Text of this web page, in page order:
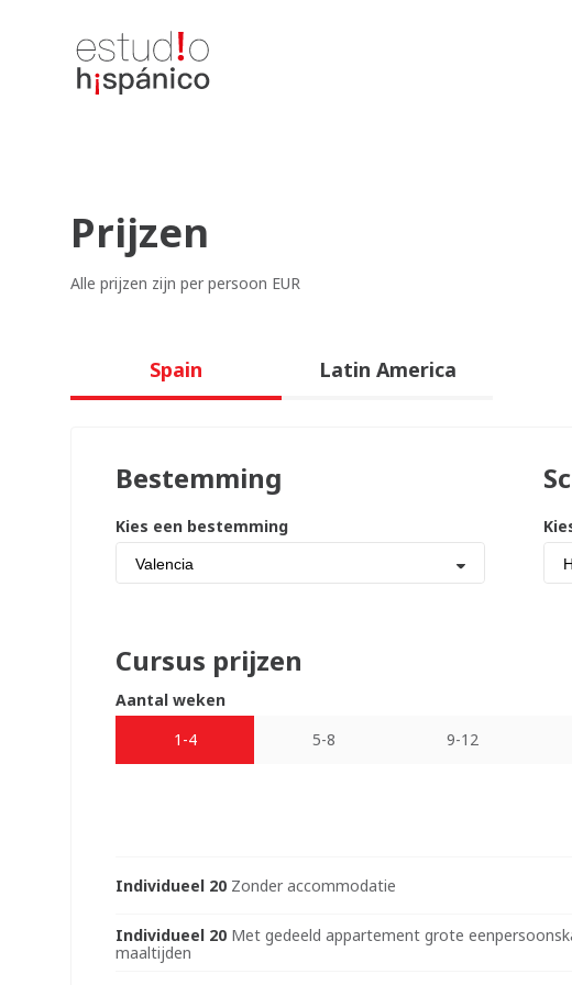
Prijzen
Alle prijzen zijn per persoon EUR
Spain Latin America
Bestemming
Kies een bestemming
Valencia
Cursus prijzen
Aantal weken
1-4
5-8 9-12
Individueel 20 Zonder accommodatie
Individueel 20 Met gedeeld appartement grote
maaltijden